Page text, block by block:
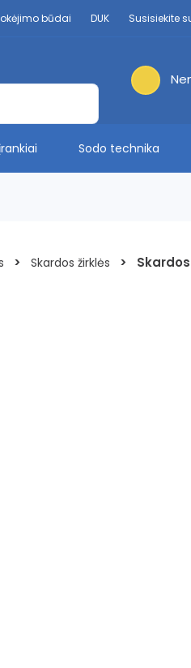
būdai DUK Susisiekite
Sodo technika
> Skardos žirklės > Skardos